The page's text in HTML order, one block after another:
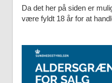
Da det her på siden er
være fyldt 18 år for at